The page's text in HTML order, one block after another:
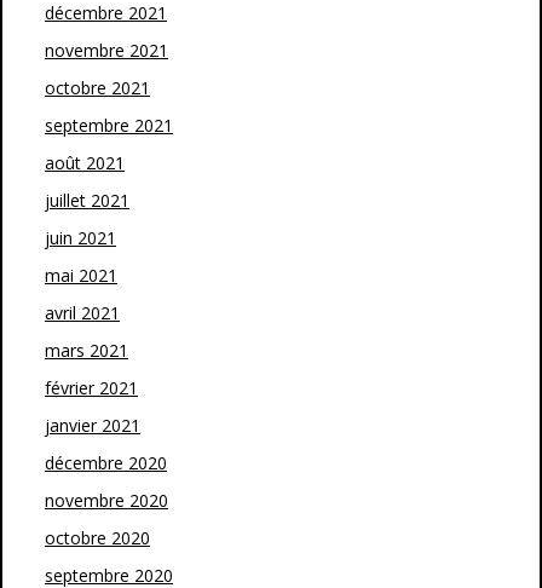
décembre 2021
novembre 2021
octobre 2021
septembre 2021
août 2021
juillet 2021
juin 2021
mai 2021
avril 2021
mars 2021
février 2021
janvier 2021
décembre 2020
novembre 2020
octobre 2020
septembre 2020